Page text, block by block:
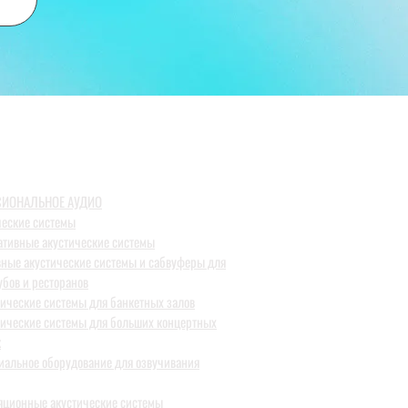
АУДИО
системы
акустические системы
акустические системы и сабвуферы для
и ресторанов
системы для банкетных залов
системы для больших концертных
оборудование для озвучивания
акустические системы